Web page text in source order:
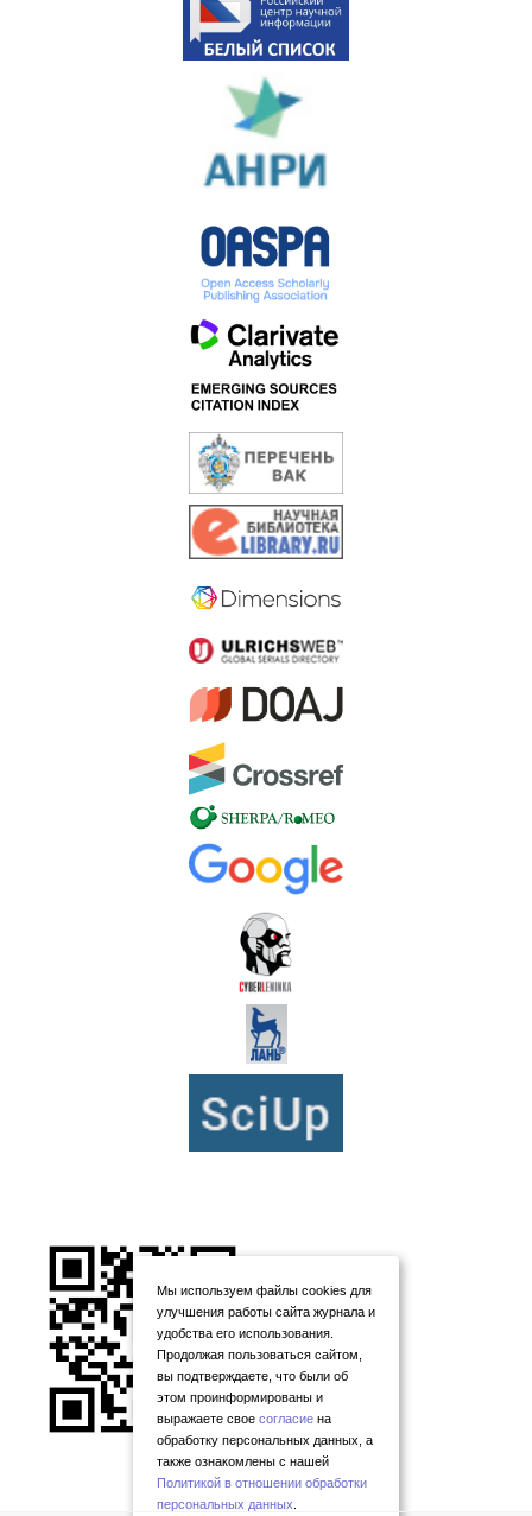
Мы используем файлы cookies для
улучшения работы сайта журнала и
удобства его использования.
Продолжая пользоваться сайтом,
вы подтверждаете, что были об
этом проинформированы и
выражаете свое согласие на
обработку персональных данных, а
также ознакомлены с нашей
Политикой в отношении обработки
персональных данных